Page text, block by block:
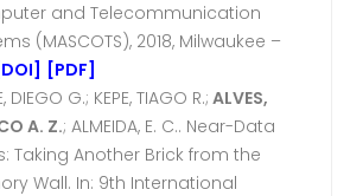
and Telecommunication
(MASCOTS), 2018, Milwaukee –
[PDF]
DIEGO G.; KEPE, TIAGO R.; ALVES,
A. Z.; ALMEIDA, E. C.. Near-Data
Taking Another Brick from the
Wall. In: 9th International